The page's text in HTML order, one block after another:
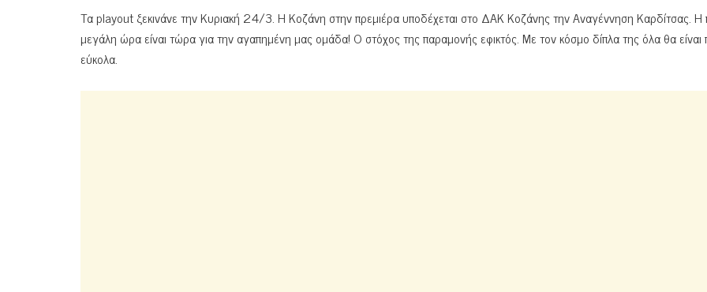
Τα playout ξεκινάνε την Κυριακή 24/3. Η Κοζάνη στην πρεμιέρα υποδέχεται στο ΔΑΚ Κοζάνης την Αναγέννηση Καρδίτσας. Η
μεγάλη ώρα είναι τώρα για την αγαπημένη μας ομάδα! Ο στόχος της παραμονής εφικτός. Με τον κόσμο δίπλα της όλα θα είναι
εύκολα.